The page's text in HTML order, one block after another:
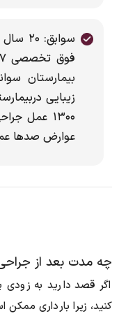
بیمارستان
زیبایی
۱۳۰۰ عمل
عوارض صدها
چه مدت بعد از جراحی
اگر قصد دارید به زودی
کنید، زیرا بارداری